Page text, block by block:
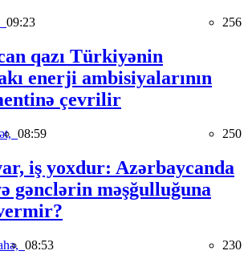
09:23 256
qazı Türkiyənin
enerji ambisiyalarının
çevrilir
08:59 250
iş yoxdur: Azərbaycanda
gənclərin məşğulluğuna
08:53 230